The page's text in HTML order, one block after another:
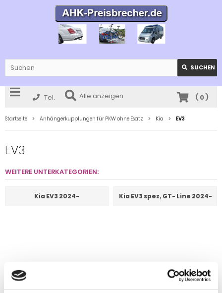
SUCHEN
Tel. Alle anzeigen ( 0)
Startseite Anhängerkupplungen für PKW ohne Esatz Kia EV3
EV3
WEITERE UNTERKATEGORIEN:
Kia EV3 2024- Kia EV3 spez, GT- Line 2024-